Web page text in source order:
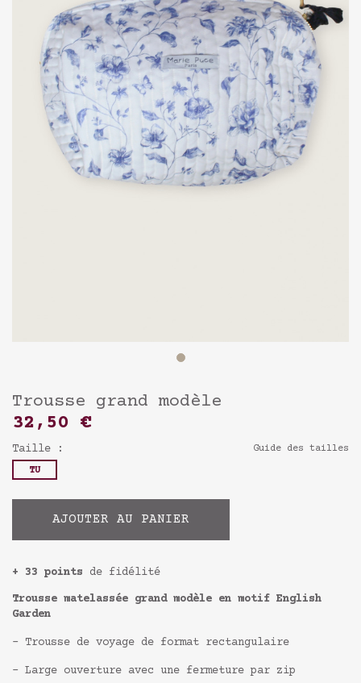
Trousse grand modèle
32,50 €
Taille : Guide des tailles
TU
AJOUTER AU PANIER
+ 33 points de fidélité
Trousse matelassée grand modèle en motif English
Garden
- Trousse de voyage de format rectangulaire
- Large ouverture avec une fermeture par zip